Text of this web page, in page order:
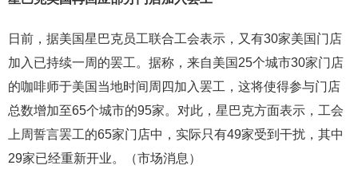
日前，据美国星巴克员工联合工会表示，又有30家美国门店
加入已持续一周的罢工。据称，来自美国25个城市30家门店
的咖啡师于美国当地时间周四加入罢工，这将使得参与门店
总数增加至65个城市的95家。对此，星巴克方面表示，工会
上周誓言罢工的65家门店中，实际只有49家受到干扰，其中
29家已经重新开业。（市场消息）